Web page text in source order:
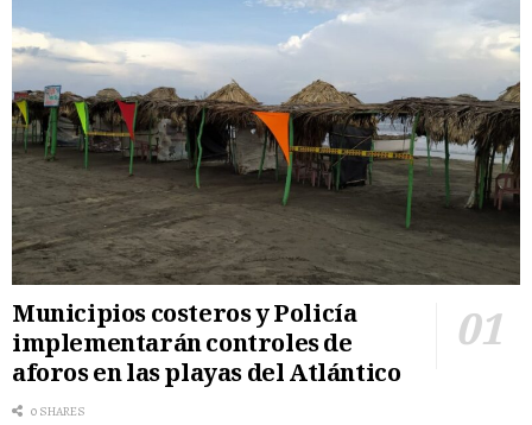
Municipios costeros y Policía
implementarán controles de
aforos en las playas del Atlántico
0 SHARES